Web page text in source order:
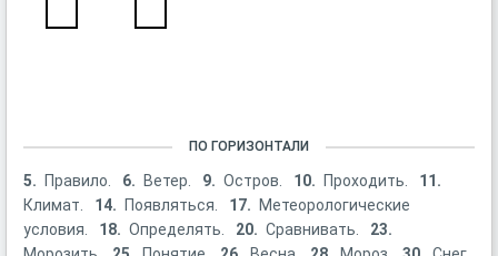
ПО ГОРИЗОНТАЛИ
5. Правило. 6. Ветер. 9. Остров. 10. Проходить.
11.
Климат.
14. Появляться. 17.
Метеорологические
условия.
18. Определять. 20. Сравнивать.
23.